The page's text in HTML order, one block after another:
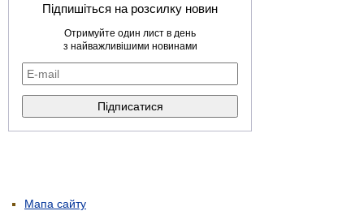
Підпишіться на розсилку новин
Отримуйте один лист в день
з найважливішими новинами
Мапа сайту